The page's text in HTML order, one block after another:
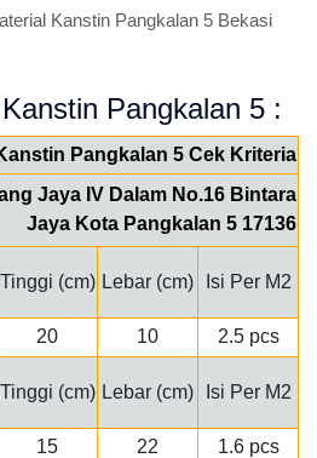
Kanstin Pangkalan 5 Bekasi
Pangkalan 5 :
Pangkalan 5 Cek Kriteria
Jaya IV Dalam No.16 Bintara
Jaya Kota Pangkalan 5 17136
Tinggi (cm) Lebar (cm) Isi Per M2
20 10
2.5 pcs
Tinggi (cm) Lebar (cm) Isi Per M2
15 22
1.6 pcs